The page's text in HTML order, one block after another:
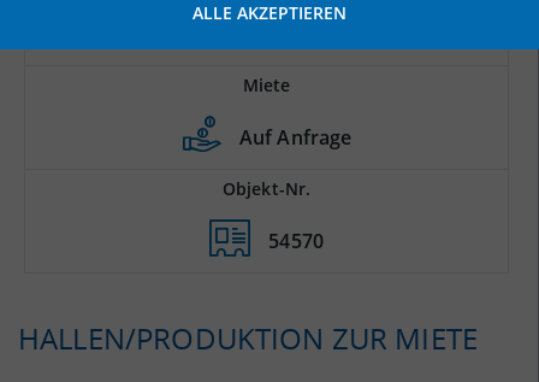
Miete
Auf Anfrage
Objekt-Nr.
54570
HALLEN/PRODUKTION ZUR MIETE
ALLE AKZEPTIEREN